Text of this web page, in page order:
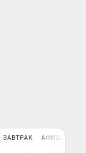
ЗАВТРАК АФИША PLUS